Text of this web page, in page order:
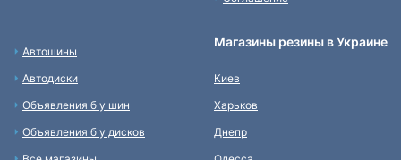
Автошины
Автодиски
Объявления б у шин
Объявления б у дисков
Магазины резины в Украине
Киев
Харьков
Днепр